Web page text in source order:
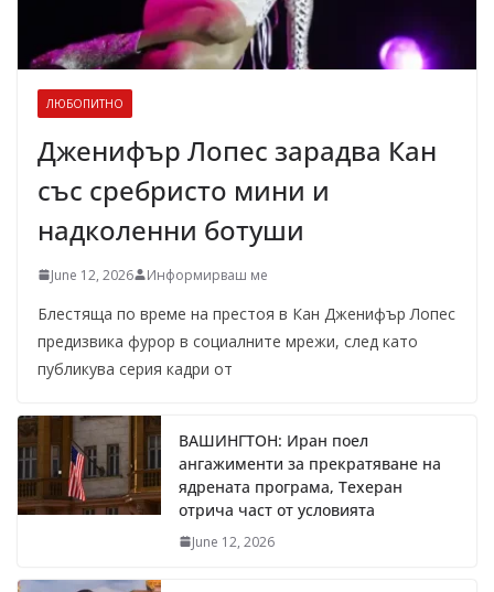
ЛЮБОПИТНО
Дженифър Лопес зарадва Кан
със сребристо мини и
надколенни ботуши
June 12, 2026 Информирваш ме
Блестяща по време на престоя в Кан Дженифър Лопес
предизвика фурор в социалните мрежи, след като
публикува серия кадри от
ВАШИНГТОН: Иран поел
ангажименти за прекратяване на
ядрената програма, Техеран
отрича част от условията
June 12, 2026